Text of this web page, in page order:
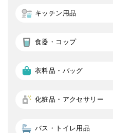
キッチン用品
食器・コップ
衣料品・バッグ
化粧品・アクセサリー
バス・トイレ用品